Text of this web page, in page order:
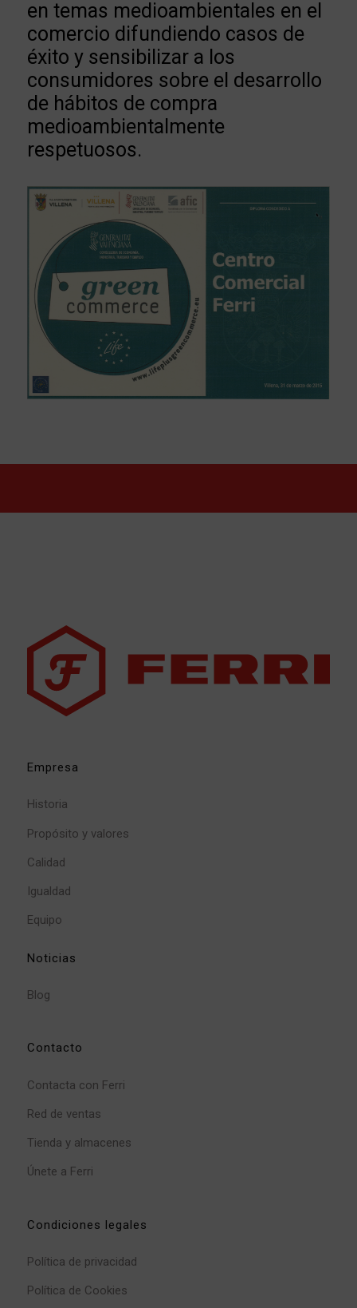
en temas medioambientales en el
comercio difundiendo casos de
éxito y sensibilizar a los
consumidores sobre el desarrollo
de hábitos de compra
medioambientalmente
respetuosos.
Empresa
Historia
Propósito y valores
Calidad
Igualdad
Equipo
Noticias
Blog
Contacto
Contacta con Ferri
Red de ventas
Tienda y almacenes
Únete a Ferri
Condiciones legales
Política de privacidad
Política de Cookies